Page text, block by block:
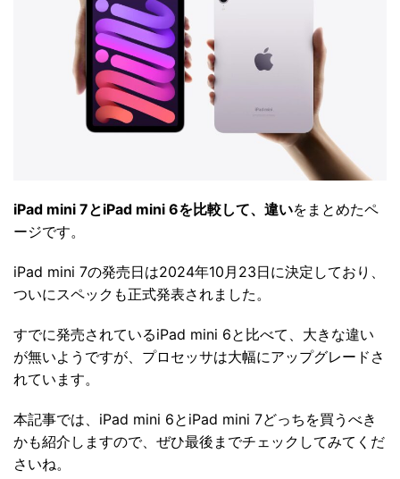
iPad mini 7とiPad mini 6を比較して、違いをまとめたペ
ージです。
iPad mini 7の発売日は2024年10月23日に決定しており、
ついにスペックも正式発表されました。
すでに発売されているiPad mini 6と比べて、大きな違い
が無いようですが、プロセッサは大幅にアップグレードさ
れています。
本記事では、iPad mini 6とiPad mini 7どっちを買うべき
かも紹介しますので、ぜひ最後までチェックしてみてくだ
さいね。